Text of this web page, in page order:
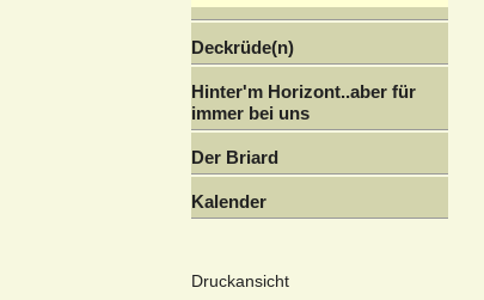
Deckrüde(n)
Hinter'm Horizont..aber für
immer bei uns
Der Briard
Kalender
Druckansicht